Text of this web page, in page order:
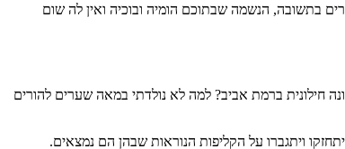
בתשובה, הנשמה שבתוכם הומיה ובוכיה ואין לה שום
חילונית ברמת אביב? למה לא נולדתי במאה שערים להורים
ויתגברו על הקליפות הנוראות שבהן הם נמצאים.